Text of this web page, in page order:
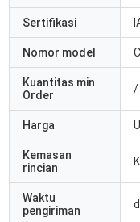
Sertifikasi
Nomor model
Kuantitas min
Order
/
Harga
Kemasan
rincian
Waktu
pengiriman